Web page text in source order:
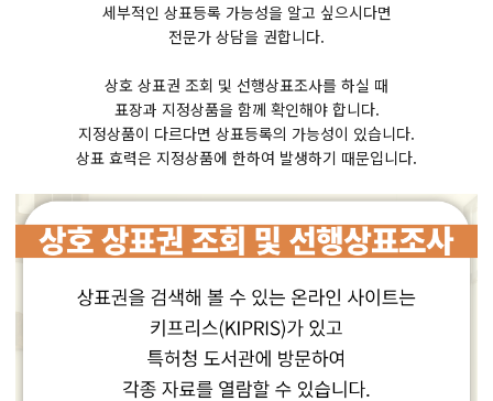
세부적인 상표등록 가능성을 알고 싶으시다면
전문가 상담을 권합니다.
상호 상표권 조회 및 선행상표조사를 하실 때
표장과 지정상품을 함께 확인해야 합니다.
지정상품이 다르다면 상표등록의 가능성이 있습니다.
상표 효력은 지정상품에 한하여 발생하기 때문입니다.